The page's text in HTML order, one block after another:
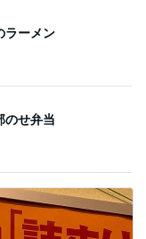
ラーメン
のせ弁当